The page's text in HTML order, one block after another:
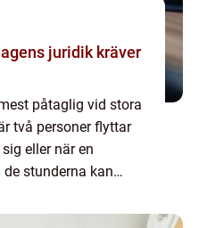
påtaglig vid stora
två personer flyttar
eller när en
stunderna kan
En Juri...